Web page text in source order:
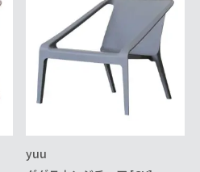
yuu